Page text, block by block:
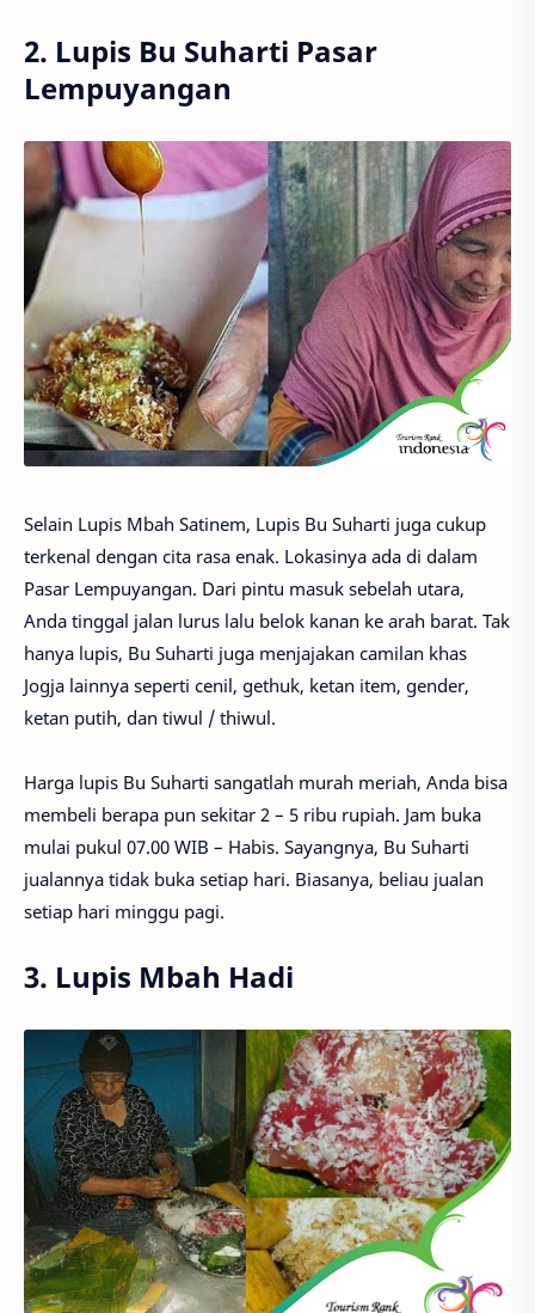
2. Lupis Bu Suharti Pasar
Lempuyangan
Selain Lupis Mbah Satinem, Lupis Bu Suharti juga cukup
terkenal dengan cita rasa enak. Lokasinya ada di dalam
Pasar Lempuyangan. Dari pintu masuk sebelah utara,
Anda tinggal jalan lurus lalu belok kanan ke arah barat. Tak
hanya lupis, Bu Suharti juga menjajakan camilan khas
Jogja lainnya seperti cenil, gethuk, ketan item, gender,
ketan putih, dan tiwul / thiwul.
Harga lupis Bu Suharti sangatlah murah meriah, Anda bisa
membeli berapa pun sekitar 2 – 5 ribu rupiah. Jam buka
mulai pukul 07.00 WIB – Habis. Sayangnya, Bu Suharti
jualannya tidak buka setiap hari. Biasanya, beliau jualan
setiap hari minggu pagi.
3. Lupis Mbah Hadi